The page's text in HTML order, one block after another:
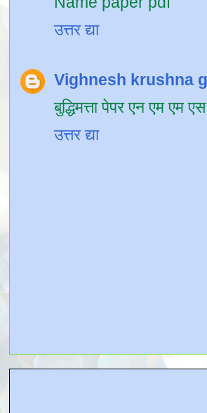
उत्तर द्या
Vighnesh krushna
बुद्धिमत्ता पेपर एन एम एम एस
उत्तर द्या